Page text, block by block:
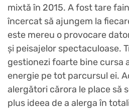
mixtă în 2015. A fost tare
încercat să ajungem la
este mereu o provocare
și peisajelor spectaculoase.
gestionezi foarte bine cursa
energie pe tot parcursul ei.
alergători cărora le place să
plus ideea de a alerga în